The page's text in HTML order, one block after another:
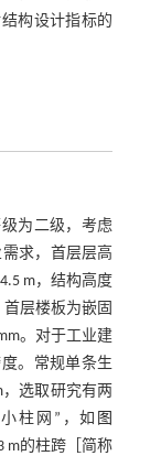
构设计指标的
为二级，考虑
求，首层层高
m，结构高度
首层楼板为嵌固
。对于工业建
。常规单条生
选取研究有两
柱网”，如 图
m的柱跨［简称